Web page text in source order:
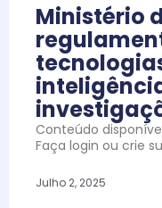
Ministério
Conteúdo
Faça login ou crie
Julho 2, 2025